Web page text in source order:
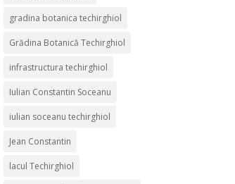
gradina botanica techirghiol
Grădina Botanică Techirghiol
infrastructura techirghiol
Iulian Constantin Soceanu
iulian soceanu techirghiol
Jean Constantin
lacul Techirghiol